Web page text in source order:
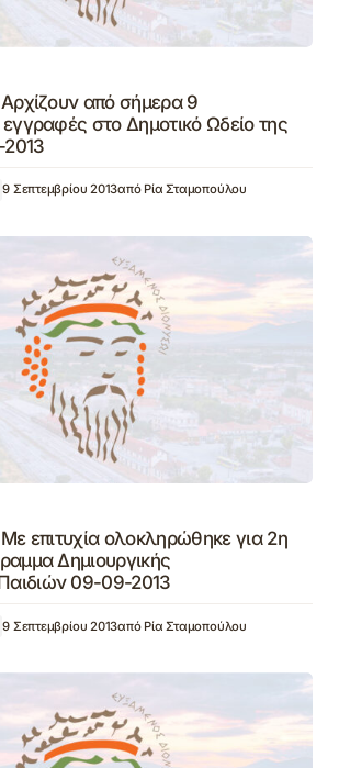
Αρχίζουν από σήμερα 9
εγγραφές στο Δημοτικό Ωδείο της
9 Σεπτεμβρίου 2013από Ρία Σταμοπούλου
επιτυχία ολοκληρώθηκε για 2η
Δημιουργικής
09-09-2013
9 Σεπτεμβρίου 2013από Ρία Σταμοπούλου